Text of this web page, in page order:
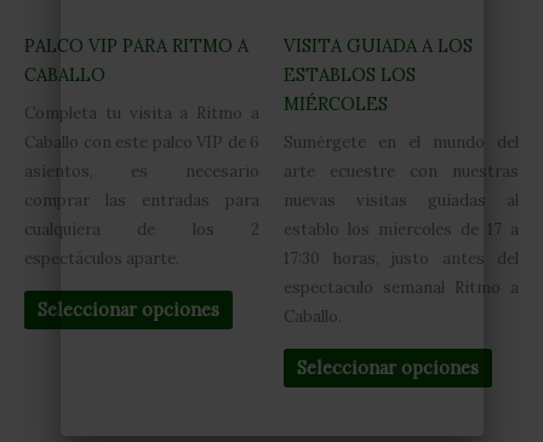
PALCO VIP PARA RITMO A
CABALLO
Completa tu visita a Ritmo a
Caballo con este palco VIP de 6
asientos, es necesario
comprar las entradas para
cualquiera de los 2
espectáculos aparte.
Seleccionar opciones
VISITA GUIADA A LOS
ESTABLOS LOS
MIÉRCOLES
Sumérgete en el mundo del
arte ecuestre con nuestras
nuevas visitas guiadas al
establo los miercoles de 17 a
17:30 horas, justo antes del
espectaculo semanal Ritmo a
Caballo.
Seleccionar opciones